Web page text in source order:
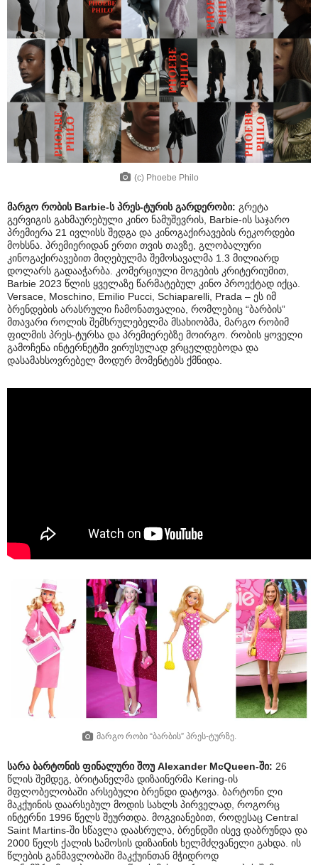
(c) Phoebe Philo
მარგო რობის Barbie-ს პრეს-ტურის გარდერობი: გრეტა
გერვიგის გახმაურებული კინო ნამუშევრის, Barbie-ის საჯარო
პრემიერა 21 ივლისს შედგა და კინოგაქირავების რეკორდები
მოხსნა. პრემიერიდან ერთი თვის თავზე, გლობალური
კინოგაქირავებით მიღებულმა შემოსავალმა 1.3 მილიარდ
დოლარს გადააჭარბა. კომერციული მოგების კრიტერიუმით,
Barbie 2023 წლის ყველაზე წარმატებულ კინო პროექტად იქცა.
Versace, Moschino, Emilio Pucci, Schiaparelli, Prada – ეს იმ
ბრენდების არასრული ჩამონათვალია, რომლებიც “ბარბის”
მთავარი როლის შემსრულებელმა მსახიობმა, მარგო რობიმ
ფილმის პრეს-ტურსა და პრემიერებზე მოირგო. რობის ყოველი
გამოჩენა ინტერნეტში ვირუსულად ვრცელდებოდა და
დასამახსოვრებელ მოდურ მომენტებს ქმნიდა.
მარგო რობი “ბარბის” პრეს-ტურზე.
სარა ბარტონის ფინალური შოუ Alexander McQueen-ში: 26
წლის შემდეგ, ბრიტანელმა დიზაინერმა Kering-ის
მფლობელობაში არსებული ბრენდი დატოვა. ბარტონი ლი
მაკქუინის დაარსებულ მოდის სახლს პირველად, როგორც
ინტერნი 1996 წელს შეურთდა. მოგვიანებით, როდესაც Central
Saint Martins-ში სწავლა დაასრულა, ბრენდში ისევ დაბრუნდა და
2000 წელს ქალის სამოსის დიზაინის ხელმძღვანელი გახდა. ის
წლების განმავლობაში მაკქუინთან მჭიდროდ